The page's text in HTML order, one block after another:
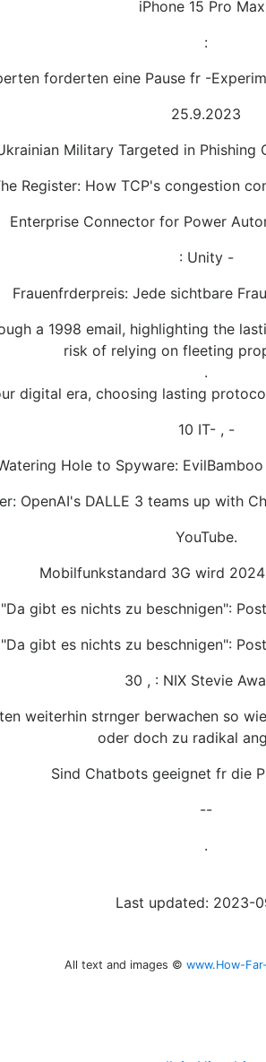
iPhone 15 Pro
:
forderten eine Pause fr -
25.9.2023
Military Targeted in Phishing
Register: How TCP's congestion
Enterprise Connector for Power
: Unity -
Frauenfrderpreis: Jede sichtbare
a 1998 email, highlighting the
risk of relying on fleeting
.
digital era, choosing lasting
10 IT- , -
Hole to Spyware:
OpenAI's DALLE 3 teams up with
YouTube.
Mobilfunkstandard 3G wird
gibt es nichts zu beschnigen":
gibt es nichts zu beschnigen":
30 , : NIX Stevie
weiterhin strnger berwachen so
oder doch zu radikal
Sind Chatbots geeignet fr die
--
.
Last updated: 2023-
All text and images © www.How-